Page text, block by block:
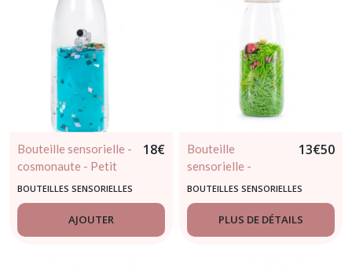
Bouteille sensorielle -
cosmonaute - Petit
Boum - dès 3 mois
18€
BOUTEILLES SENSORIELLES
AJOUTER
Bouteille
sensorielle -
coccinelle - Petit
Boum - dès 3mois
13€50
BOUTEILLES SENSORIELLES
PLUS DE DÉTAILS